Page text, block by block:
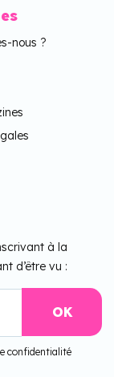
nous ?
à la
d’être vu :
confidentialité